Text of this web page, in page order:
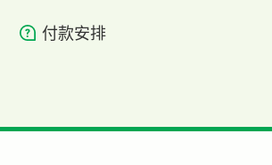
穿着轻便、舒适的衣服；
付款安排